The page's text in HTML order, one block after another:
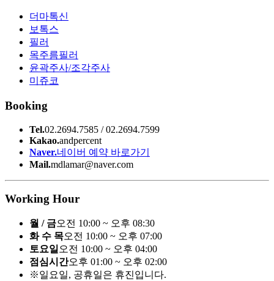
더마톡신
보톡스
필러
목주름필러
윤곽주사/조각주사
미쥬코
Booking
Tel.02.2694.7585 / 02.2694.7599
Kakao.andpercent
Naver.네이버 예약 바로가기
Mail.mdlamar@naver.com
Working Hour
월 / 금오전 10:00 ~ 오후 08:30
화 수 목오전 10:00 ~ 오후 07:00
토요일 오전 10:00 ~ 오후 04:00
점심시간오후 01:00 ~ 오후 02:00
※일요일, 공휴일은 휴진입니다.